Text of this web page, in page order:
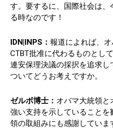
す。要するに、国際社会は
る時なのです！
IDN|INPS： 報道によれば、
CTBT批准に代わるものとし
連安保理決議の採択を追求
ついてどうお考えですか。
ゼルボ博士： オバマ大統領と
強い支持を示していること
領の取組みにも感謝してい